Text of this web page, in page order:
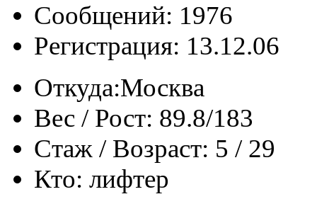
Сообщений: 1976
Регистрация: 13.12.06
Откуда:Москва
Вес / Рост: 89.8/183
Стаж / Возраст: 5 / 29
Кто: лифтер